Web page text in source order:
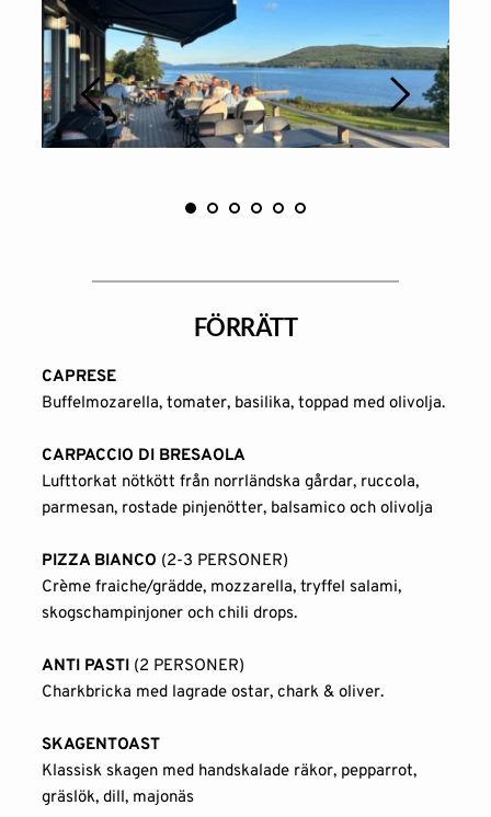
FÖRRÄTT
CAPRESE
Buffelmozarella, tomater, basilika, toppad med olivolja.
CARPACCIO DI BRESAOLA
Lufttorkat nötkött från norrländska gårdar, ruccola,
parmesan, rostade pinjenötter, balsamico och olivolja
PIZZA BIANCO (2-3 PERSONER)
Crème fraiche/grädde, mozzarella, tryffel salami,
skogschampinjoner och chili drops.
ANTI PASTI (2 PERSONER)
Charkbricka med lagrade ostar, chark & oliver.
SKAGENTOAST
Klassisk skagen med handskalade räkor, pepparrot,
gräslök, dill, majonäs